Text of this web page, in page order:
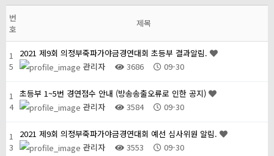
번
호
제목
1
5
2021 제9회 의정부죽파가야금경연대회 초등부 결과알림.
관리자
3686 09-30
1
4
초등부 1~5번 경연점수 안내 (방송송출오류로 인한 공지)
관리자
3584 09-30
1
3
2021 제9회 의정부죽파가야금경연대회 예선 심사위원 알림.
관리자
3553 09-30